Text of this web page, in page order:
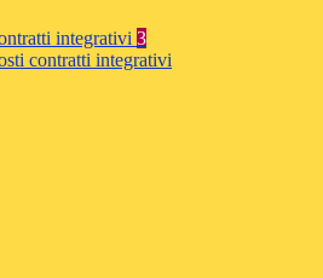
integrativi 3
contratti integrativi